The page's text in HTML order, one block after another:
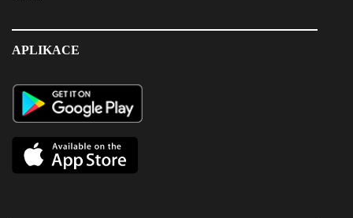
APLIKACE